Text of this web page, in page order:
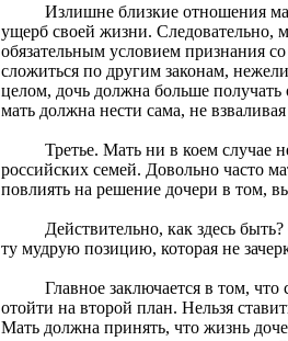
Излишне близкие отношения
ущерб своей жизни. Следовательно,
обязательным условием признания
сложиться по другим законам,
целом, дочь должна больше получать
мать должна нести сама, не
Третье. Мать ни в коем случае не
российских семей. Довольно часто
повлиять на решение дочери в том,
Действительно, как здесь быть? С
ту мудрую позицию, которая не
Главное заключается в том, что с
отойти на второй план. Нельзя
Мать должна принять, что жизнь